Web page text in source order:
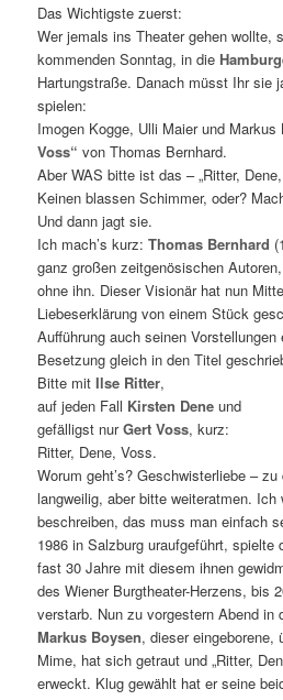
Das Wichtigste zuerst:
Wer jemals ins Theater gehen wollte,
kommenden Sonntag, in die
Hartungstraße. Danach müsst Ihr sie
spielen:
Imogen Kogge, Ulli Maier und Markus
Voss“ von Thomas Bernhard.
Aber WAS bitte ist das – „Ritter,
Keinen blassen Schimmer, oder?
Und dann jagt sie.
Ich mach’s kurz:Thomas Bernhard
ganz großen zeitgenösischen
ohne ihn. Dieser Visionär hat nun
Liebeserklärung von einem Stück
Aufführung auch seinen
Besetzung gleich in den Titel
Bitte mit Ilse Ritter,
auf jeden Fall Kirsten Dene und
gefälligst nurGert Voss, kurz:
Ritter, Dene, Voss.
Worum geht’s? Geschwisterliebe –
langweilig, aber bitte weiteratmen. Ich
beschreiben, das muss man einfach
1986 in Salzburg uraufgeführt, spielte
fast 30 Jahre mit diesem ihnen
des Wiener Burgtheater-Herzens, bis
verstarb. Nun zu vorgestern Abend in
Markus Boysen, dieser eingeborene,
Mime, hat sich getraut und „Ritter,
erweckt. Klug gewählt hat er seine